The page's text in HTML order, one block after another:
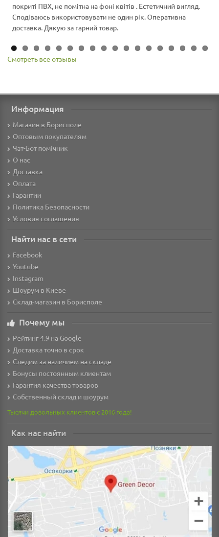
покриті ПВХ, не помітна на фоні квітів . Естетичний вигляд.
Сподіваюсь використовувати не один рік. Оперативна
доставка. Дякую за гарний товар.
Смотреть все отзывы
Информация
Магазин в Борисполе
Оптовым покупателям
Чат-Бот помічник
О нас
Доставка
Оплата
Гарантии
Политика Безопасности
Условия соглашения
Найти нас в сети
Facebook
Youtube
Instagram
Шоурум в Киеве
Склад-магазин в Борисполе
Почему мы
Рейтинг 4.9 на Google
Доставка точно в срок
Следим за наличием на складе
Бонусы постоянным клиентам
Гарантия качества товаров
Собственный склад и шоурум
Тысячи довольных клиентов с 2016 года!
Как нас найти